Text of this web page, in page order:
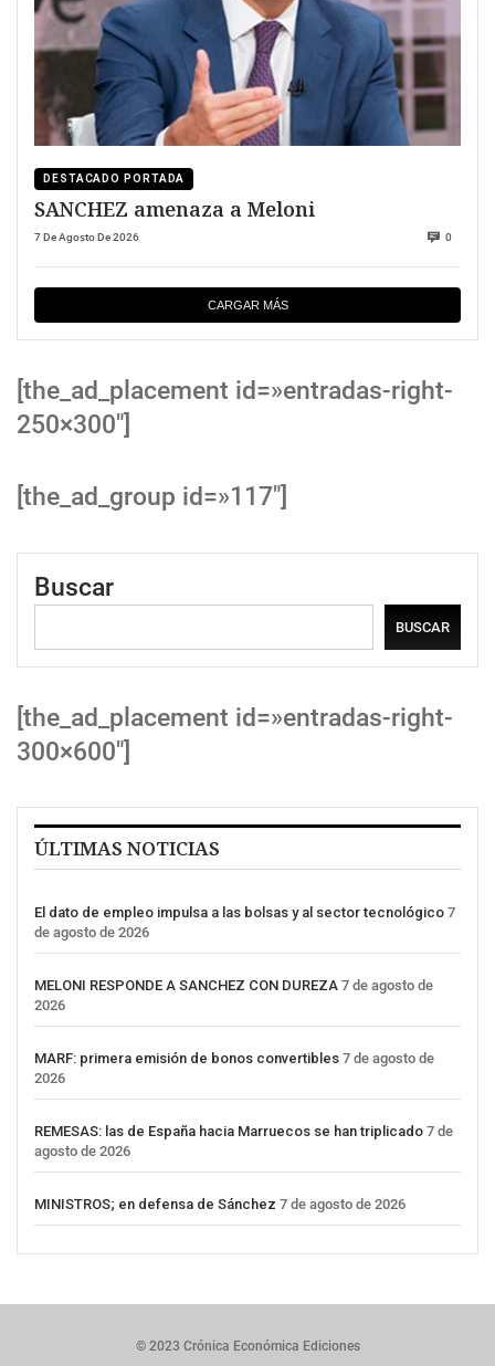
DESTACADO PORTADA
SANCHEZ amenaza a Meloni
7 De Agosto De 2026 0
CARGAR MÁS
[the_ad_placement id=»entradas-right-
250×300″]
[the_ad_group id=»117″]
Buscar
BUSCAR
[the_ad_placement id=»entradas-right-
300×600″]
ÚLTIMAS NOTICIAS
El dato de empleo impulsa a las bolsas y al sector tecnológico 7
de agosto de 2026
MELONI RESPONDE A SANCHEZ CON DUREZA 7 de agosto de
2026
MARF: primera emisión de bonos convertibles 7 de agosto de
2026
REMESAS: las de España hacia Marruecos se han triplicado 7 de
agosto de 2026
MINISTROS; en defensa de Sánchez 7 de agosto de 2026
© 2023 Crónica Económica Ediciones